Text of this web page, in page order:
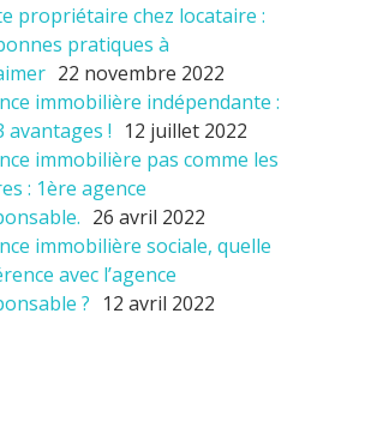
propriétaire chez locataire :
pratiques à
22 novembre 2022
immobilière indépendante :
avantages ! 12 juillet 2022
immobilière pas comme les
: 1ère agence
26 avril 2022
immobilière sociale, quelle
avec l’agence
? 12 avril 2022